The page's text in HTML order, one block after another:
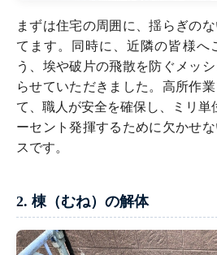
まずは住宅の周囲に、揺らぎの
てます。同時に、近隣の皆様へ
う、埃や破片の飛散を防ぐメッ
らせていただきました。高所作
て、職人が安全を確保し、ミリ単
ーセント発揮するために欠かせ
スです。
2. 棟（むね）の解体